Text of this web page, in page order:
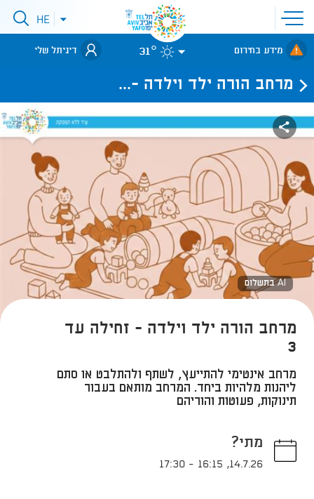
פתיחת
תפריט
אתר
לאתר עיריית
תל-אביב
פתיחתHE
מידע בחירום 31° דיגיתל שלי
מרחב הורה ילד וילדה -...
AI בתשלום
מרחב הורה ילד וילדה - זחילה עד
3
מרחב אינטימי להתייעץ, לשתף ולהתלבט או סתם
ליהנות מלהיות ביחד. המרחב מותאם בעבור
תינוקות, פעוטות והוריהם
מתי?
14.7.26
,
16:15
-
17:30